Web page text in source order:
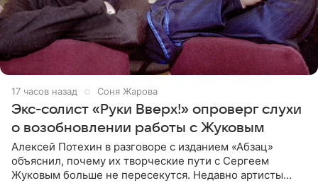
17 часов назад Соня Жарова
Экс-солист «Руки Вверх!» опроверг слухи
о возобновлении работы с Жуковым
Алексей Потехин в разговоре с изданием «Абзац»
объяснил, почему их творческие пути с Сергеем
Жуковым больше не пересекутся. Недавно артисты